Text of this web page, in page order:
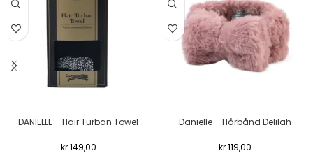
DANIELLE – Hair Turban Towel
kr149,00
Danielle – Hårbånd Delilah
kr119,00